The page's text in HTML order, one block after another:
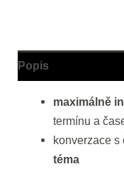
Popis
maximálně
termínu a
konverzace s
téma